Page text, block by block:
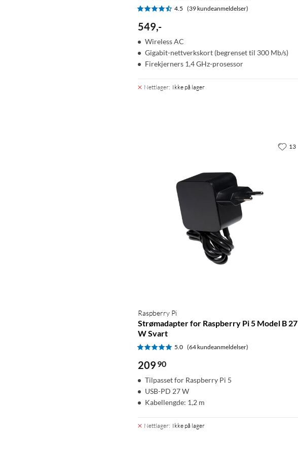
4.5 (39 kundeanmeldelser)
549,-
Wireless AC
Gigabit-nettverkskort (begrenset til 300 Mb/s)
Firekjerners 1,4 GHz-prosessor
Nettlager: Ikke på lager
Raspberry Pi
Strømadapter for Raspberry Pi 5 Model B 27
W Svart
5.0 (64 kundeanmeldelser)
209 90
Tilpasset for Raspberry Pi 5
USB-PD 27 W
Kabellengde: 1,2 m
Nettlager: Ikke på lager
13